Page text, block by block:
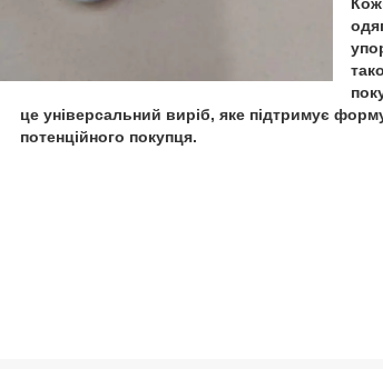
це універсальний виріб, яке підтримує
потенційного покупця.